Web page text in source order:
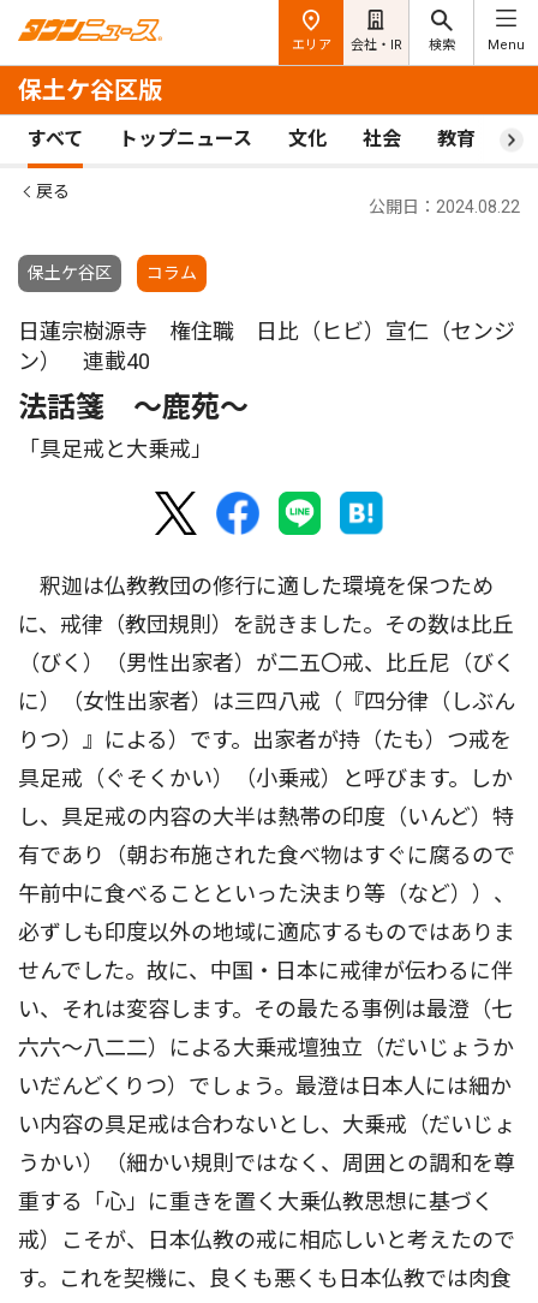
エリア 会社・IR 検索 Menu
保土ケ谷区版
すべて トップニュース 文化 社会 教育 ス
戻る
保土ケ谷区 コラム
公開日：2024.08.22
日蓮宗樹源寺 権住職 日比（ヒビ）宣仁（センジ
ン） 連載40
法話箋 〜鹿苑〜
「具足戒と大乗戒」
釈迦は仏教教団の修行に適した環境を保つため
に、戒律（教団規則）を説きました。その数は比丘
（びく）（男性出家者）が二五〇戒、比丘尼（びく
に）（女性出家者）は三四八戒（『四分律（しぶん
りつ）』による）です。出家者が持（たも）つ戒を
具足戒（ぐそくかい）（小乗戒）と呼びます。しか
し、具足戒の内容の大半は熱帯の印度（いんど）特
有であり（朝お布施された食べ物はすぐに腐るので
午前中に食べることといった決まり等（など））、
必ずしも印度以外の地域に適応するものではありま
せんでした。故に、中国・日本に戒律が伝わるに伴
い、それは変容します。その最たる事例は最澄（七
六六〜八二二）による大乗戒壇独立（だいじょうか
いだんどくりつ）でしょう。最澄は日本人には細か
い内容の具足戒は合わないとし、大乗戒（だいじょ
うかい）（細かい規則ではなく、周囲との調和を尊
重する「心」に重きを置く大乗仏教思想に基づく
戒）こそが、日本仏教の戒に相応しいと考えたので
す。これを契機に、良くも悪くも日本仏教では肉食